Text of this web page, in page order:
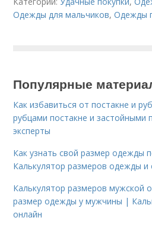
Одежды для мальчиков,Одежды
Популярные
Как избавиться от постакне и
рубцами постакне и застойными
эксперты
Как узнать свой размер одежды
Калькулятор размеров одежды и
Калькулятор размеров мужской
размер одежды у мужчины |
онлайн